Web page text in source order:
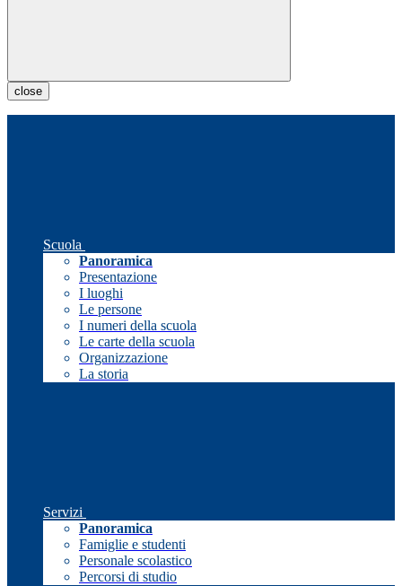
close
Scuola
Panoramica
Presentazione
I luoghi
Le persone
I numeri della scuola
Le carte della scuola
Organizzazione
La storia
Servizi
Panoramica
Famiglie e studenti
Personale scolastico
Percorsi di studio